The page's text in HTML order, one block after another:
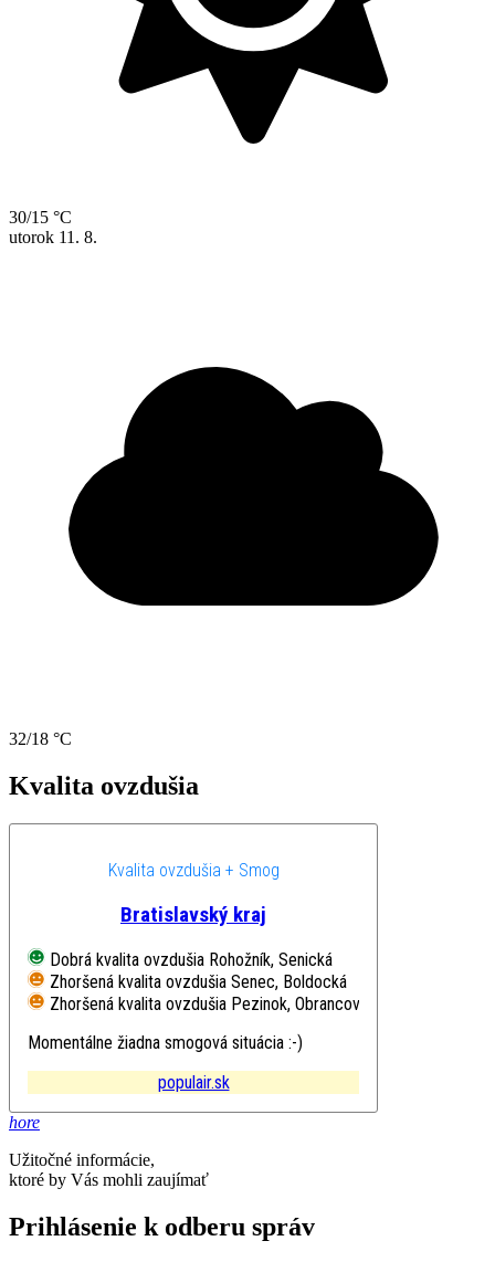
30/15 °C
utorok 11. 8.
32/18 °C
Kvalita ovzdušia
Kvalita ovzdušia + Smog
Bratislavský kraj
Dobrá kvalita ovzdušia Rohožník, Senická
Zhoršená kvalita ovzdušia Senec, Boldocká
Zhoršená kvalita ovzdušia Pezinok, Obrancov mieru
Momentálne žiadna smogová situácia :-)
populair.sk
hore
Užitočné informácie,
ktoré by Vás mohli zaujímať
Prihlásenie k odberu správ